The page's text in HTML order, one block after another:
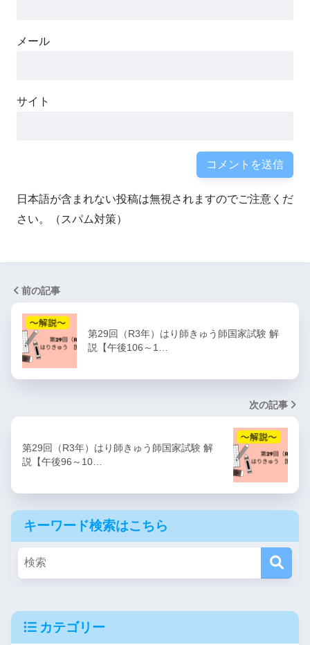
メール
サイト
日本語が含まれない投稿は無視されますのでご注意くだ
さい。（スパム対策）
前の記事
第29回（R3年）はり師きゅう師国家試験 解
説【午後106～1…
次の記事
第29回（R3年）はり師きゅう師国家試験 解
説【午後96～10…
キーワード検索はこちら
カテゴリー